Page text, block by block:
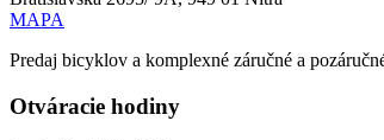
MAPA
Predaj bicyklov a komplexné záručné a
Otváracie hodiny